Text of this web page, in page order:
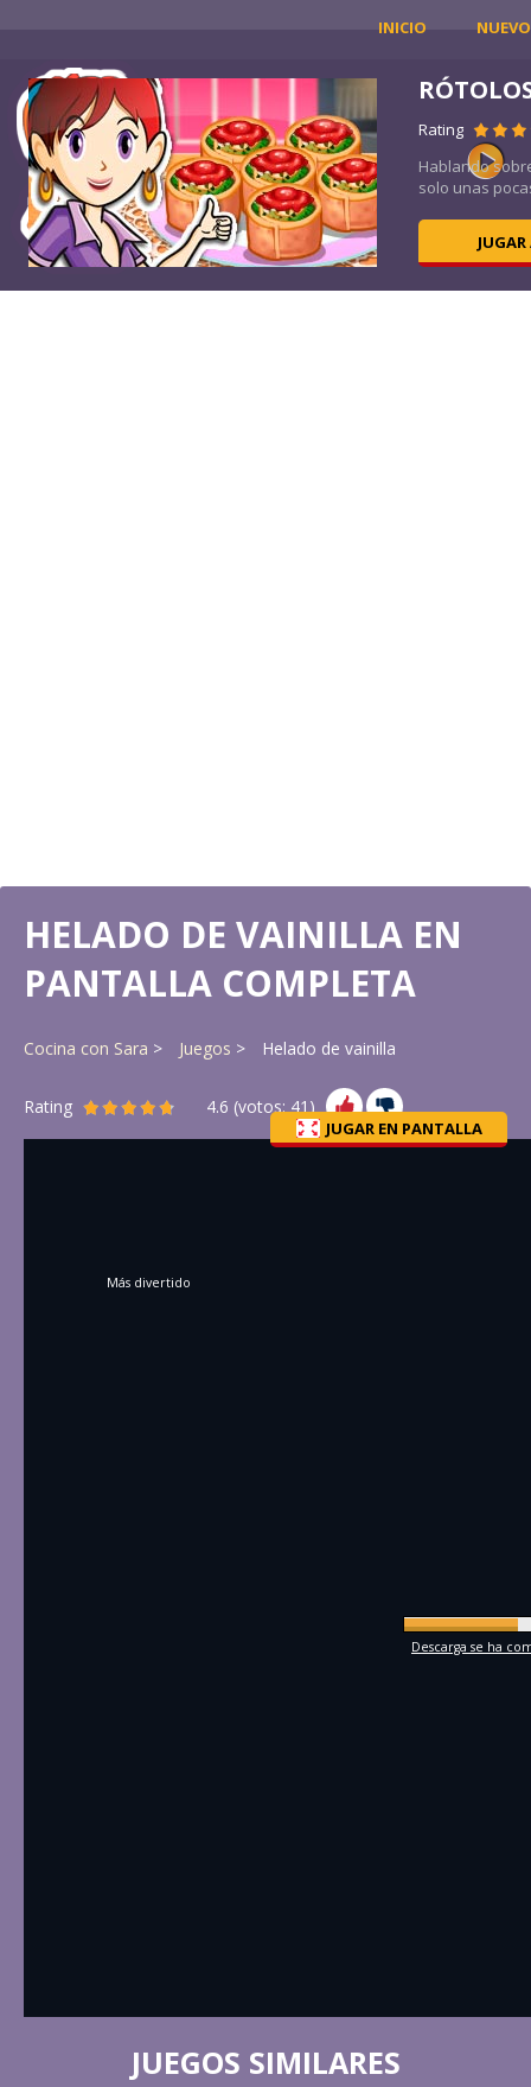
INICIO
Rating
Hablando
solo unas
HELADO DE VAINILLA EN
PANTALLA COMPLETA
Cocina con Sara Juegos Helado de vainilla
Rating 4.6 (votos:41)
JUGAR EN PANTALLA
Más divertido
Descarga se ha
JUEGOS SIMILARES